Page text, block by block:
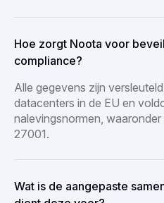
Hoe zorgt Noota voor
compliance?
Alle gegevens zijn
datacenters in de EU en
nalevingsnormen, waaronder
27001.
Wat is de aangepaste